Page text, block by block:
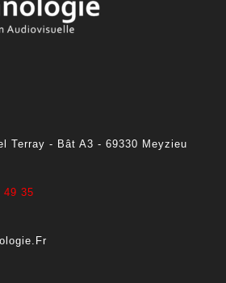
Terray - Bât A3 - 69330 Meyzieu
49 35